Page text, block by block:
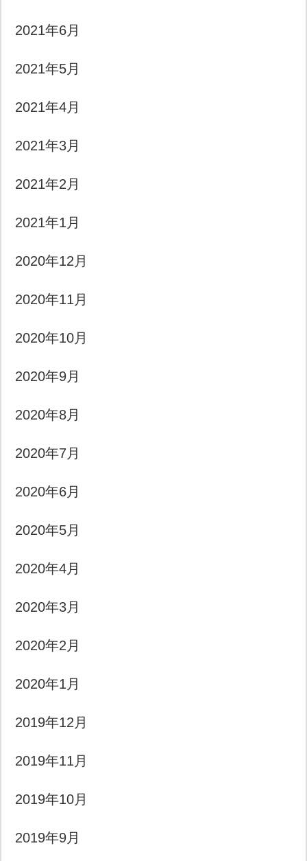
2021年6月
2021年5月
2021年4月
2021年3月
2021年2月
2021年1月
2020年12月
2020年11月
2020年10月
2020年9月
2020年8月
2020年7月
2020年6月
2020年5月
2020年4月
2020年3月
2020年2月
2020年1月
2019年12月
2019年11月
2019年10月
2019年9月